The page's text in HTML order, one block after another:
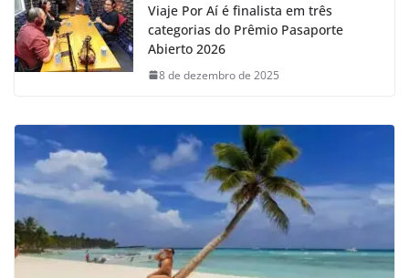
Viaje Por Aí é finalista em três
categorias do Prêmio Pasaporte
Abierto 2026
8 de dezembro de 2025